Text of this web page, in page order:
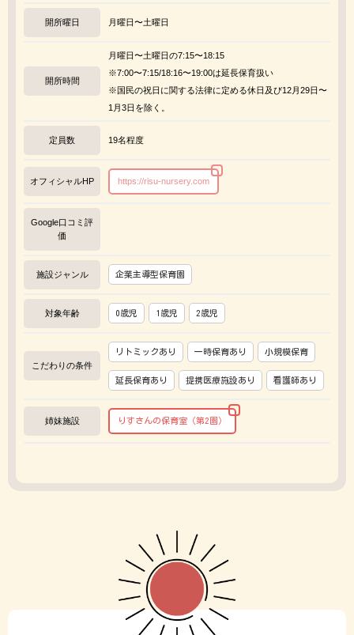
開所曜日 月曜日〜土曜日
開所時間
月曜日〜土曜日の7:15〜18:15
※7:00〜7:15/18:16〜19:00は延長保育扱い
※国民の祝日に関する法律に定める休日及び12月29日〜
1月3日を除く。
定員数 19名程度
オフィシャルHP https://risu-nursery.com
Google口コミ評
価
施設ジャンル 企業主導型保育園
対象年齢 0歳児 1歳児 2歳児
こだわりの条件
リトミックあり 一時保育あり 小規模保育
延長保育あり 提携医療施設あり 看護師あり
姉妹施設 りすさんの保育室（第2園）